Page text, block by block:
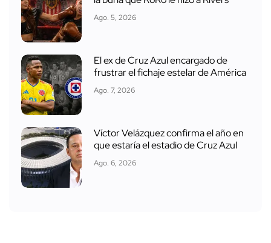
Ago. 5, 2026
El ex de Cruz Azul encargado de
frustrar el fichaje estelar de América
Ago. 7, 2026
Víctor Velázquez confirma el año en
que estaría el estadio de Cruz Azul
Ago. 6, 2026